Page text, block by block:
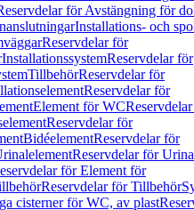
för Avstängning för
Installations- och
Reservdelar för
InstallationssystemReservdelar för
TillbehörReservdelar för
Reservdelar för
Element för WC
Reservdelar för
BidéelementReservdelar för
Reservdelar för
för Element för
Reservdelar för Tillbehör
cisterner för WC, av plast